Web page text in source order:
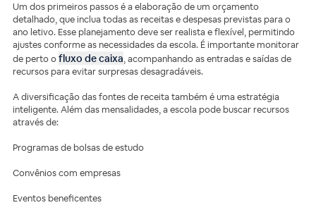
Um dos primeiros passos é a elaboração de um orçamento
detalhado, que inclua todas as receitas e despesas previstas para o
ano letivo. Esse planejamento deve ser realista e flexível, permitindo
ajustes conforme as necessidades da escola. É importante monitorar
de perto ofluxo de caixa, acompanhando as entradas e saídas de
recursos para evitar surpresas desagradáveis.
A diversificação das fontes de receita também é uma estratégia
inteligente. Além das mensalidades, a escola pode buscar recursos
através de:
Programas de bolsas de estudo
Convênios com empresas
Eventos beneficentes